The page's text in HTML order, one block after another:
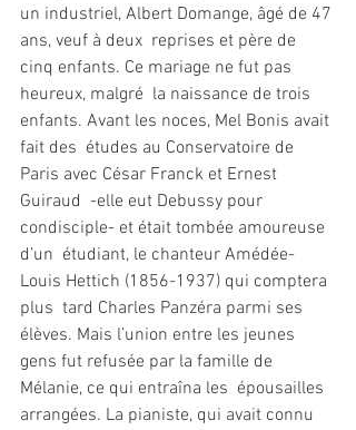
un industriel, Albert Domange, âgé de 47
ans, veuf à deux  reprises et père de
cinq enfants. Ce mariage ne fut pas
heureux, malgré  la naissance de trois
enfants. Avant les noces, Mel Bonis avait
fait des  études au Conservatoire de
Paris avec César Franck et Ernest
Guiraud  -elle eut Debussy pour
condisciple- et était tombée amoureuse
d’un  étudiant, le chanteur Amédée-
Louis Hettich (1856-1937) qui comptera
plus  tard Charles Panzéra parmi ses
élèves. Mais l’union entre les jeunes
gens fut refusée par la famille de
Mélanie, ce qui entraîna les  épousailles
arrangées. La pianiste, qui avait connu